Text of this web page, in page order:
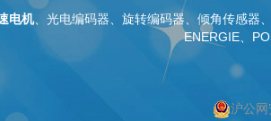
电机、 光电编码器 、旋转编码器、 倾角传感器
ENERGIE、
沪公